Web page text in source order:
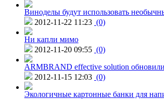
Виноделы будут использовать
2012-11-22 11:23 (0)
Ни капли мимо
2012-11-20 09:55 (0)
ARMBRAND effective solution
2012-11-15 12:03 (0)
Экологичные картонные банки для